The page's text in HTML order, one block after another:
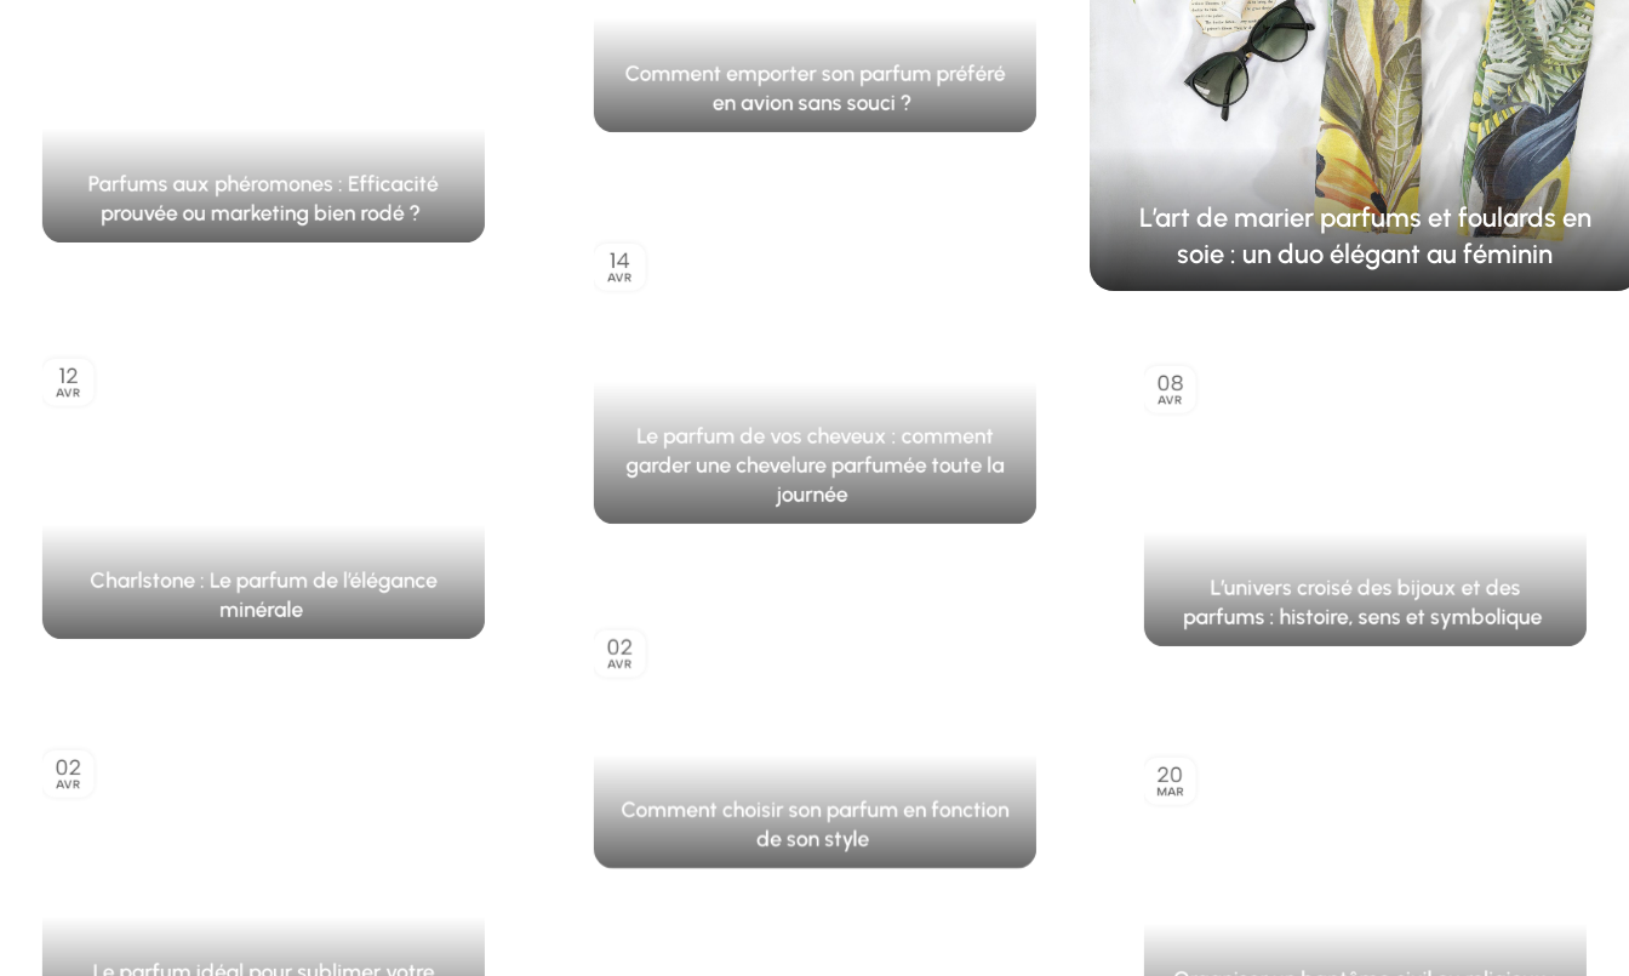
L’art de marier parfums et foulards en
soie : un duo élégant au féminin
Comment emporter son parfum préféré
en avion sans souci ?
Parfums aux phéromones : Efficacité
prouvée ou marketing bien rodé ?
Le parfum de vos cheveux : comment
garder une chevelure parfumée toute la
journée
Charlstone : Le parfum de l’élégance
minérale
L’univers croisé des bijoux et des
parfums : histoire, sens et symbolique
Comment choisir son parfum en fonction
de son style